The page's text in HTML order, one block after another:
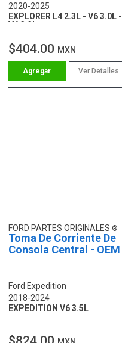
2020-2025
EXPLORER L4 2.3L - V6 3.0L -
V6 3.3L
$404.00 MXN
Ver Detalles
FORD PARTES ORIGINALES
Toma De Corriente De
Consola Central - OEM
Ford Expedition
2018-2024
EXPEDITION V6 3.5L